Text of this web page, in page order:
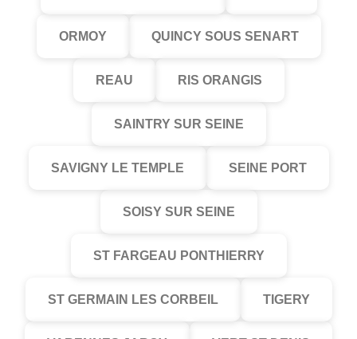
ORMOY QUINCY SOUS SENART
REAU RIS ORANGIS
SAINTRY SUR SEINE
SAVIGNY LE TEMPLE SEINE PORT
SOISY SUR SEINE
ST FARGEAU PONTHIERRY
ST GERMAIN LES CORBEIL TIGERY